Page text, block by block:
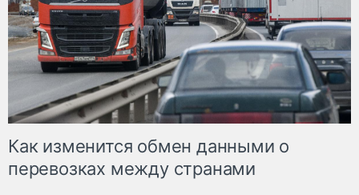
Как изменится обмен данными о
перевозках между странами